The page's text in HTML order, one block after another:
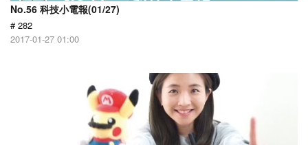
No.56 科技小電報(01/27)
# 282
2017-01-27 01:00